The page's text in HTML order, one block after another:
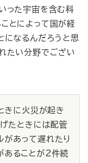
った宇宙を含む科
とによって国が経
になるんだろうと思
たい分野でござい
きに火災が起き
たときには配管
があって遅れたり
あることが２件続